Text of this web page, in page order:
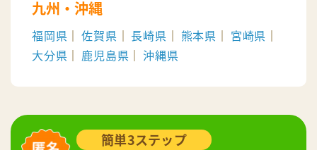
簡単3ステップ
九州・沖縄
福岡県 佐賀県 長崎県 熊本県
宮崎県
大分県
鹿児島県 沖縄県